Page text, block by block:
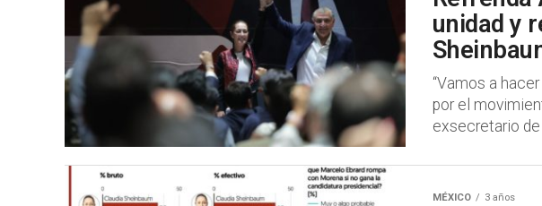
unidad y
“Vamos a
por el
exsecretario
MÉXICO 3 años